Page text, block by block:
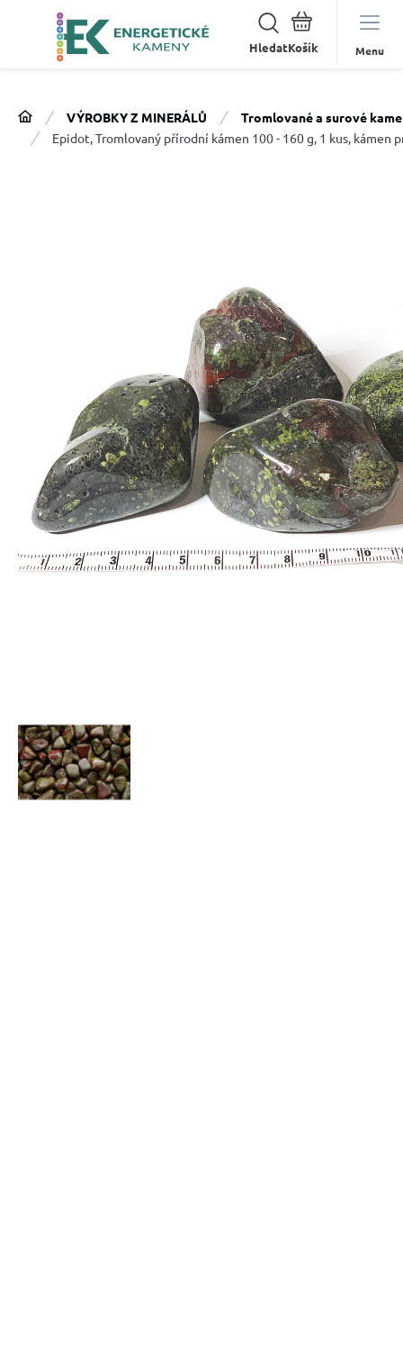
Hledat Menu
VÝROBKY Z MINERÁLŮ
Tromlované a surové
Epidot, Tromlovaný přírodní kámen 100 - 160 g, 1 kus, kámen